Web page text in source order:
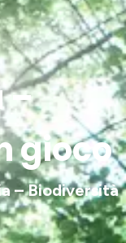
–
gioco
– Biodiversità